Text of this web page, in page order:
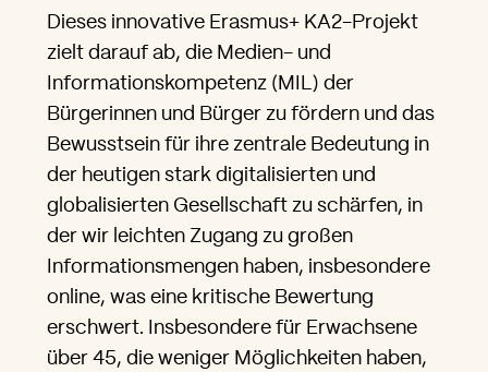
Dieses innovative Erasmus+ KA2-Projekt
zielt darauf ab, die Medien- und
Informationskompetenz (MIL) der
Bürgerinnen und Bürger zu fördern und das
Bewusstsein für ihre zentrale Bedeutung in
der heutigen stark digitalisierten und
globalisierten Gesellschaft zu schärfen, in
der wir leichten Zugang zu großen
Informationsmengen haben, insbesondere
online, was eine kritische Bewertung
erschwert. Insbesondere für Erwachsene
über 45, die weniger Möglichkeiten haben,